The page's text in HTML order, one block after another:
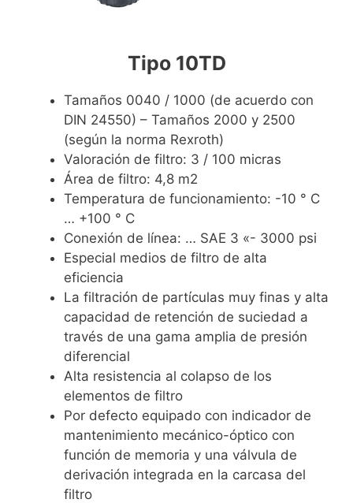
Tipo 10TD
Tamaños 0040 / 1000 (de acuerdo con
DIN 24550) – Tamaños 2000 y 2500
(según la norma Rexroth)
Valoración de filtro: 3 / 100 micras
Área de filtro: 4,8 m2
Temperatura de funcionamiento: -10 ° C
… +100 ° C
Conexión de línea: … SAE 3 «- 3000 psi
Especial medios de filtro de alta
eficiencia
La filtración de partículas muy finas y alta
capacidad de retención de suciedad a
través de una gama amplia de presión
diferencial
Alta resistencia al colapso de los
elementos de filtro
Por defecto equipado con indicador de
mantenimiento mecánico-óptico con
función de memoria y una válvula de
derivación integrada en la carcasa del
filtro